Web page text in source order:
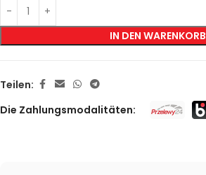
IN DEN WARENKORB
Teilen:
Die Zahlungsmodalitäten: